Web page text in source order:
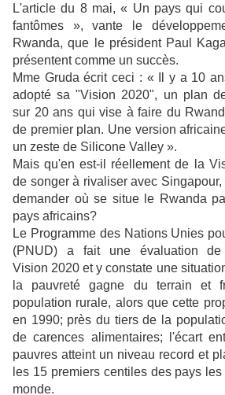
L'article du 8 mai, « Un pays qui
fantômes », vante le
Rwanda, que le président Paul
présentent comme un succès.
Mme Gruda écrit ceci : « Il y a 10
adopté sa "Vision 2020", un plan
sur 20 ans qui vise à faire du
de premier plan. Une version
un zeste de Silicone Valley ».
Mais qu'en est-il réellement de la
de songer à rivaliser avec
demander où se situe le Rwanda
pays africains?
Le Programme des Nations Unies
(PNUD) a fait une évaluation
Vision 2020 et y constate une
la pauvreté gagne du terrain et
population rurale, alors que cette
en 1990; près du tiers de la
de carences alimentaires; l'écart
pauvres atteint un niveau record et
les 15 premiers centiles des pays
monde.